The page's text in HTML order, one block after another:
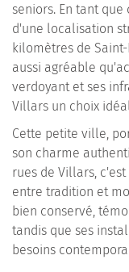
seniors. En tant
d'une localisation
kilomètres de
aussi agréable
verdoyant et ses
Villars un choix
Cette petite ville,
son charme
rues de Villars,
entre tradition et
bien conservé,
tandis que ses
besoins